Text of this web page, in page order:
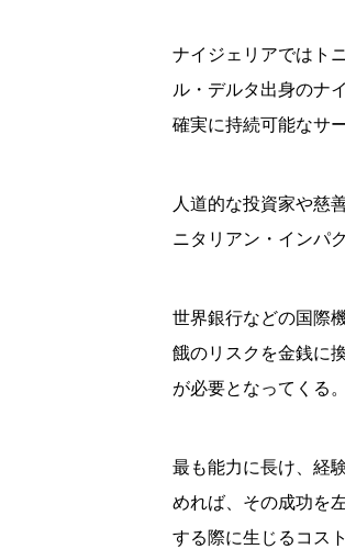
ナイジェリアではト
ル・デルタ出身のナ
確実に持続可能なサ
人道的な投資家や慈
ニタリアン・インパ
世界銀行などの国際
餓のリスクを金銭に
が必要となってくる。
最も能力に長け、経
めれば、その成功を
する際に生じるコス